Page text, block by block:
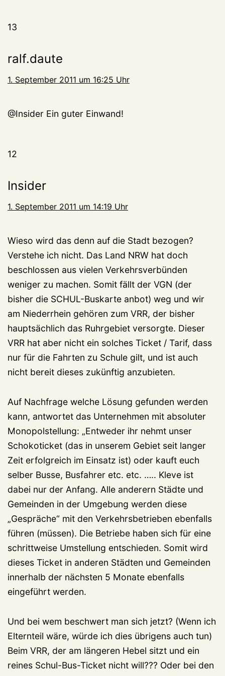
13
ralf.daute
1. September 2011 um 16:25 Uhr
@Insider Ein guter Einwand!
12
Insider
1. September 2011 um 14:19 Uhr
Wieso wird das denn auf die Stadt bezogen?
Verstehe ich nicht. Das Land NRW hat doch
beschlossen aus vielen Verkehrsverbünden
weniger zu machen. Somit fällt der VGN (der
bisher die SCHUL-Buskarte anbot) weg und wir
am Niederrhein gehören zum VRR, der bisher
hauptsächlich das Ruhrgebiet versorgte. Dieser
VRR hat aber nicht ein solches Ticket / Tarif, dass
nur für die Fahrten zu Schule gilt, und ist auch
nicht bereit dieses zukünftig anzubieten.
Auf Nachfrage welche Lösung gefunden werden
kann, antwortet das Unternehmen mit absoluter
Monopolstellung: „Entweder ihr nehmt unser
Schokoticket (das in unserem Gebiet seit langer
Zeit erfolgreich im Einsatz ist) oder kauft euch
selber Busse, Busfahrer etc. etc. ….. Kleve ist
dabei nur der Anfang. Alle anderern Städte und
Gemeinden in der Umgebung werden diese
„Gespräche“ mit den Verkehrsbetrieben ebenfalls
führen (müssen). Die Betriebe haben sich für eine
schrittweise Umstellung entschieden. Somit wird
dieses Ticket in anderen Städten und Gemeinden
innerhalb der nächsten 5 Monate ebenfalls
eingeführt werden.
Und bei wem beschwert man sich jetzt? (Wenn ich
Elternteil wäre, würde ich dies übrigens auch tun)
Beim VRR, der am längeren Hebel sitzt und ein
reines Schul-Bus-Ticket nicht will??? Oder bei den